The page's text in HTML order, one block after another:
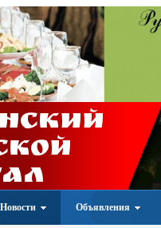
Новости Объявления